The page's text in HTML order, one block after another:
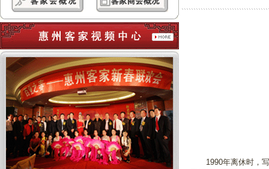
1990年离休时，写